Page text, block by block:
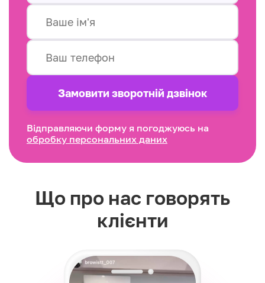
Замовити зворотнiй дзвінок
Відправляючи форму я погоджуюсь на
обробку персональних даних
Що про нас говорять
клієнти